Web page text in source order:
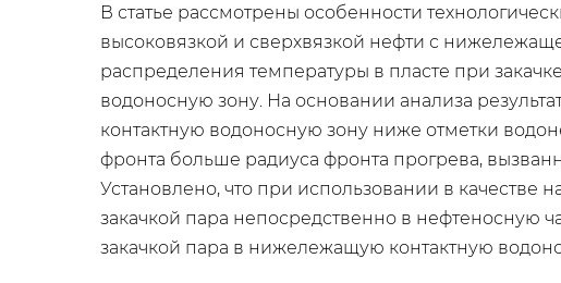
​В статье рассмотрены особенности
высоковязкой и сверхвязкой нефти с
распределения температуры в пласте при
водоносную зону. На основании анализа
контактную водоносную зону ниже отметки
фронта больше радиуса фронта прогрева,
Установлено, что при использовании в качестве
закачкой пара непосредственно в нефтеносную
закачкой пара в нижележащую контактную